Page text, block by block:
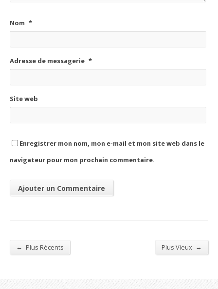
Nom *
Adresse de messagerie *
Site web
Enregistrer mon nom, mon e-mail et mon site web dans le
navigateur pour mon prochain commentaire.
← Plus Récents Plus Vieux →